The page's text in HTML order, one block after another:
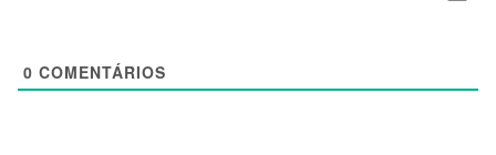
0 COMENTÁRIOS